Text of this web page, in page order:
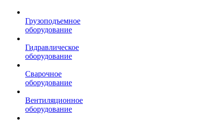
Грузоподъемное
оборудование
Гидравлическое
оборудование
Сварочное
оборудование
Вентиляционное
оборудование